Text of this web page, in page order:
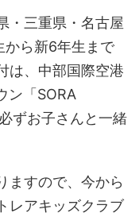
・三重県・名古屋
から新6年生まで
は、中部国際空港
ン「SORA
ずお子さんと一緒
ますので、今から
レアキッズクラブ